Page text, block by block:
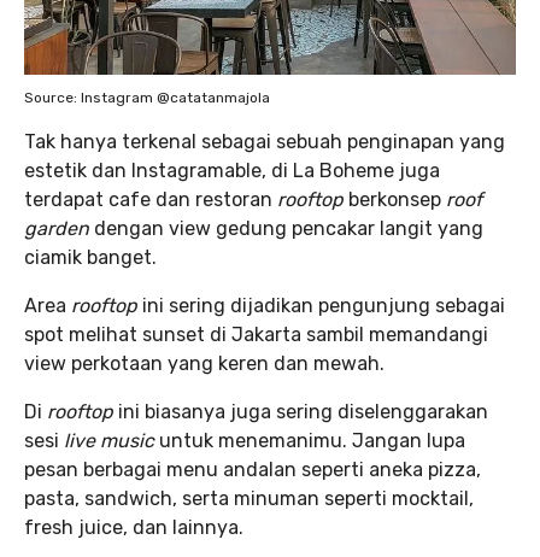
Source: Instagram @catatanmajola
Tak hanya terkenal sebagai sebuah penginapan yang
estetik dan Instagramable, di La Boheme juga
terdapat cafe dan restoran rooftop berkonsep roof
garden dengan view gedung pencakar langit yang
ciamik banget.
Area rooftop ini sering dijadikan pengunjung sebagai
spot melihat sunset di Jakarta sambil memandangi
view perkotaan yang keren dan mewah.
Di rooftop ini biasanya juga sering diselenggarakan
sesi live music untuk menemanimu. Jangan lupa
pesan berbagai menu andalan seperti aneka pizza,
pasta, sandwich, serta minuman seperti mocktail,
fresh juice, dan lainnya.